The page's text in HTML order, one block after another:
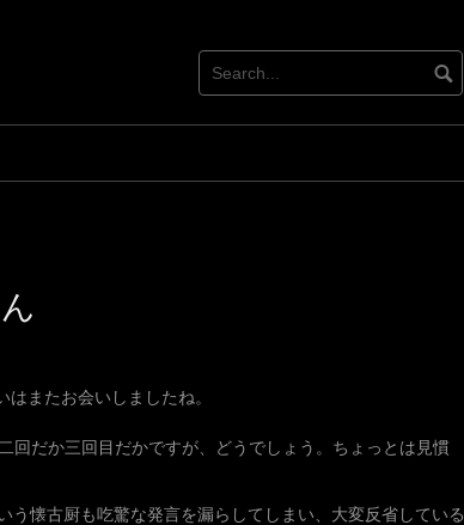
またお会いしましたね。
回だか三回目だかですが、どうでしょう。ちょっとは見慣
う懐古厨も吃驚な発言を漏らしてしまい、大変反省している